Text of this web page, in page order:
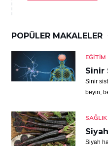
POPÜLER MAKALELER
EĞITIM
Sinir
Sinir
beyin,
SAĞLIK
Siyah